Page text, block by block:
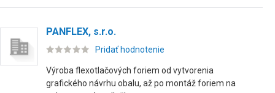
PANFLEX, s.r.o.
Pridať hodnotenie
Výroba flexotlačových foriem od vytvorenia
grafického návrhu obalu, až po montáž foriem na